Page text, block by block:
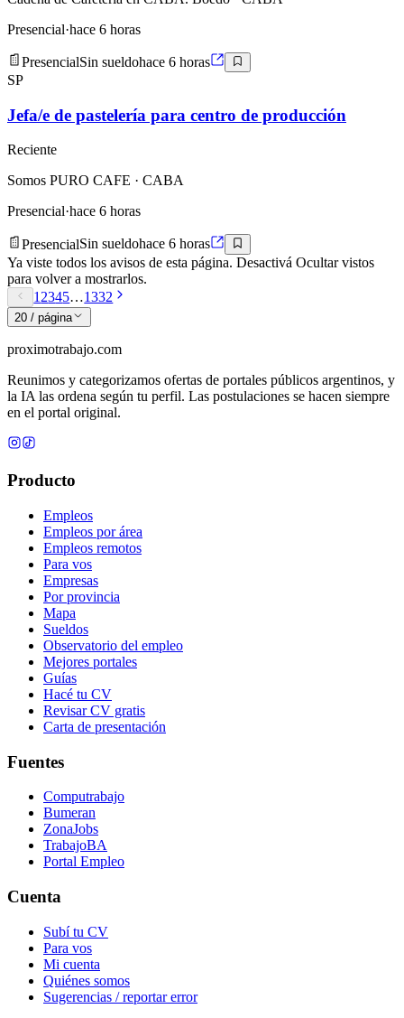
Presencial·hace 6 horas
PresencialSin sueldohace 6 horas
SP
Jefa/e de pastelería para centro de producción
Reciente
Somos PURO CAFE · CABA
Presencial·hace 6 horas
PresencialSin sueldohace 6 horas
Ya viste todos los avisos de esta página. Desactivá Ocultar vistos
para volver a mostrarlos.
1 2345…1332
20 / página
proximotrabajo.com
Reunimos y categorizamos ofertas de portales públicos argentinos, y
la IA las ordena según tu perfil. Las postulaciones se hacen siempre
en el portal original.
Producto
Empleos
Empleos por área
Empleos remotos
Para vos
Empresas
Por provincia
Mapa
Sueldos
Observatorio del empleo
Mejores portales
Guías
Hacé tu CV
Revisar CV gratis
Carta de presentación
Fuentes
Computrabajo
Bumeran
ZonaJobs
TrabajoBA
Portal Empleo
Cuenta
Subí tu CV
Para vos
Mi cuenta
Quiénes somos
Sugerencias / reportar error